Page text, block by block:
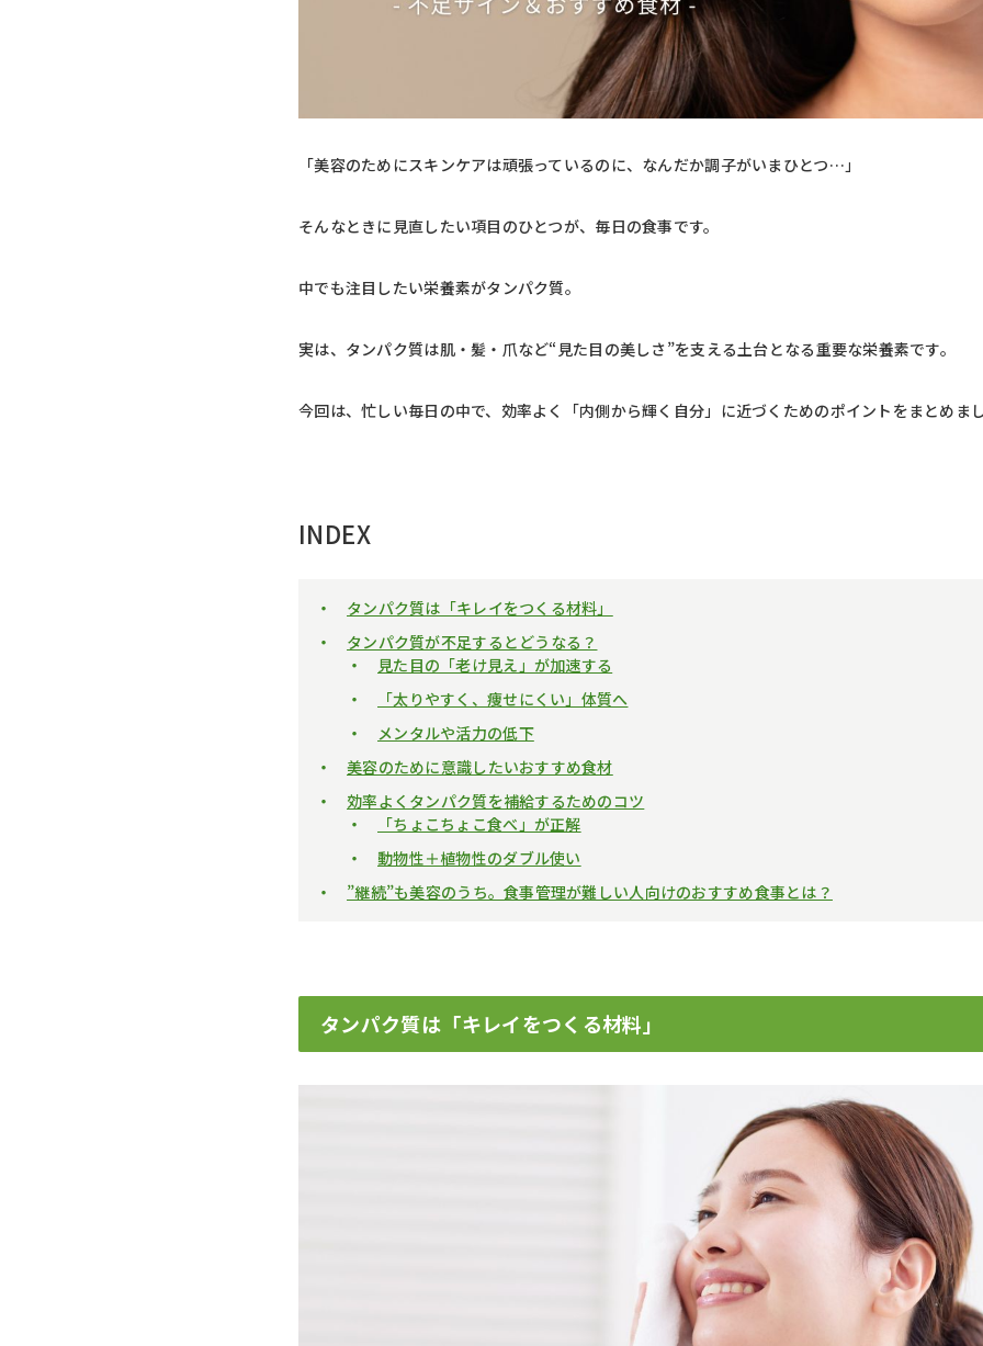
「美容のためにスキンケアは頑張っているのに、なんだか調子がいまひとつ…」
そんなときに見直したい項目のひとつが、毎日の食事です。
中でも注目したい栄養素がタンパク質。
実は、タンパク質は肌・髪・爪など“見た目の美しさ”を支える土台となる重要な栄養素です。
今回は、忙しい毎日の中で、効率よく「内側から輝く自分」に近づくためのポイントをまとめま
INDEX
タンパク質は「キレイをつくる材料」
タンパク質が不足するとどうなる？
見た目の「老け見え」が加速する
「太りやすく、痩せにくい」体質へ
メンタルや活力の低下
美容のために意識したいおすすめ食材
効率よくタンパク質を補給するためのコツ
「ちょこちょこ食べ」が正解
動物性＋植物性のダブル使い
”継続”も美容のうち。食事管理が難しい人向けのおすすめ食事とは？
タンパク質は「キレイをつくる材料」